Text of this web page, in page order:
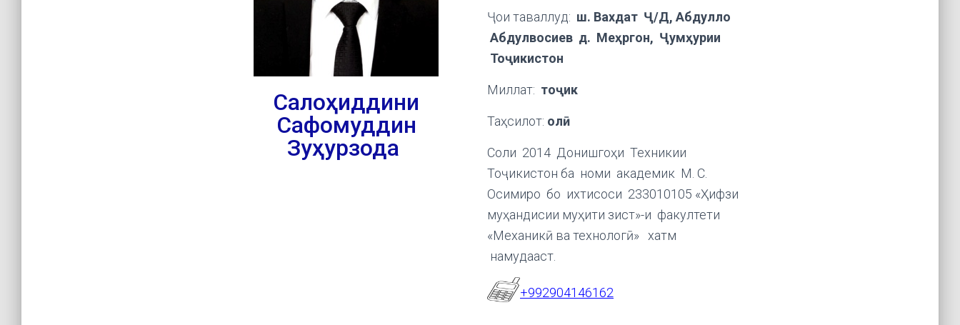
Салоҳиддини
Сафомуддин
Зуҳурзода
Ҷои таваллуд: ш. Вахдат Ҷ/Д, Абдулло
Абдулвосиев д. Меҳргон, Ҷумҳурии
Тоҷикистон
Миллат: тоҷик
Таҳсилот: олӣ
Соли 2014 Донишгоҳи Техникии
Тоҷикистон ба номи академик М. С.
Осимиро бо ихтисоси 233010105 «Ҳифзи
муҳандисии муҳити зист»-и факултети
«Механикӣ ва технологӣ» хатм
намудааст.
+992904146162